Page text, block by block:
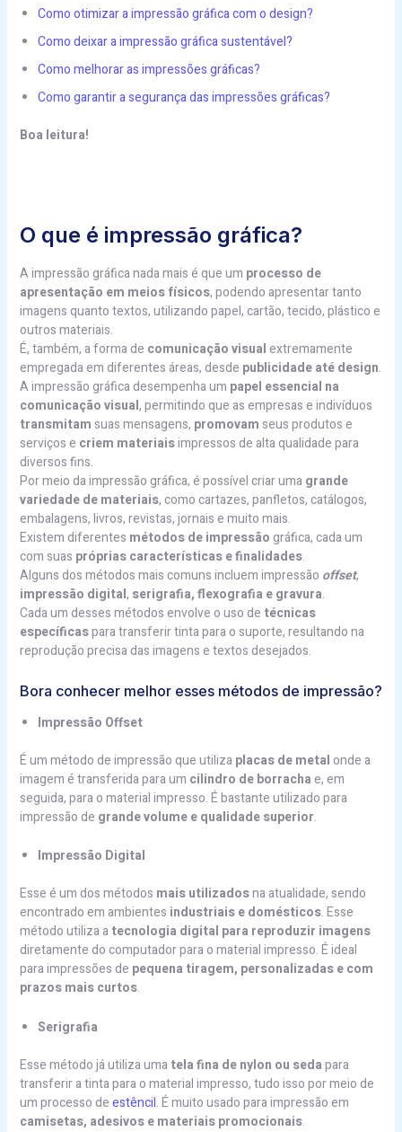
Como otimizar a impressão gráfica com o design?
Como deixar a impressão gráfica sustentável?
Como melhorar as impressões gráficas?
Como garantir a segurança das impressões gráficas?
Boa leitura!
O que é impressão gráfica?
A impressão gráfica nada mais é que um processo de
apresentação em meios físicos, podendo apresentar tanto
imagens quanto textos, utilizando papel, cartão, tecido, plástico e
outros materiais.
É, também, a forma de comunicação visualextremamente
empregada em diferentes áreas, desde publicidade até design.
A impressão gráfica desempenha um papel essencial na
comunicação visual, permitindo que as empresas e indivíduos
transmitam suas mensagens, promovam seus produtos e
serviços e criem materiaisimpressos de alta qualidade para
diversos fins.
Por meio da impressão gráfica, é possível criar uma grande
variedade de materiais, como cartazes, panfletos, catálogos,
embalagens, livros, revistas, jornais e muito mais.
Existem diferentes métodos de impressão gráfica, cada um
com suas próprias características e finalidades.
Alguns dos métodos mais comuns incluem impressão offset,
impressão digital, serigrafia, flexografia e gravura.
Cada um desses métodos envolve o uso de técnicas
específicaspara transferir tinta para o suporte, resultando na
reprodução precisa das imagens e textos desejados.
Bora conhecer melhor esses métodos de impressão?
Impressão Offset
É um método de impressão que utiliza placas de metal onde a
imagem é transferida para um cilindro de borrachae, em
seguida, para o material impresso. É bastante utilizado para
impressão de grande volume e qualidade superior.
Impressão Digital
Esse é um dos métodos mais utilizadosna atualidade, sendo
encontrado em ambientes industriais e domésticos. Esse
método utiliza a tecnologia digital para reproduzir imagens
diretamente do computador para o material impresso. É ideal
para impressões de pequena tiragem, personalizadas e com
prazos mais curtos.
Serigrafia
Esse método já utiliza uma tela fina de nylon ou sedapara
transferir a tinta para o material impresso, tudo isso por meio de
um processo deestêncil. É muito usado para impressão em
camisetas, adesivos e materiais promocionais.